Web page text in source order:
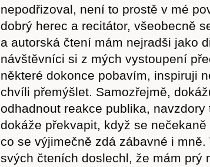
nepodřizoval, není to prostě v mé
dobrý herec a recitátor, všeobecně
a autorská čtení mám nejradši jako
návštěvníci si z mých vystoupení
některé dokonce pobavím, inspiruji
chvíli přemýšlet. Samozřejmě,
odhadnout reakce publika,
dokáže překvapit, když se
co se výjimečně zdá zábavné i
svých čteních doslechl, že mám prý